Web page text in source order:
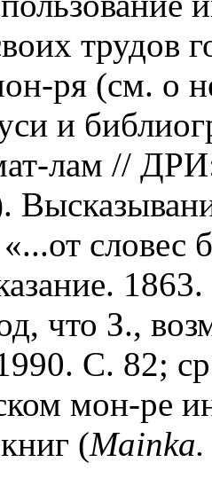
трудов
ря (см. о
и
лам //
словес
что З.,
С. 82;
мон-ре
(Mainka.